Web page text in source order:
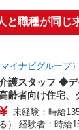
と職種が同じ
イナビグループ
護スタッフ ◆デ
齢者向け住宅、
務先から選べます
未経験：時給
る） 経験者：時給